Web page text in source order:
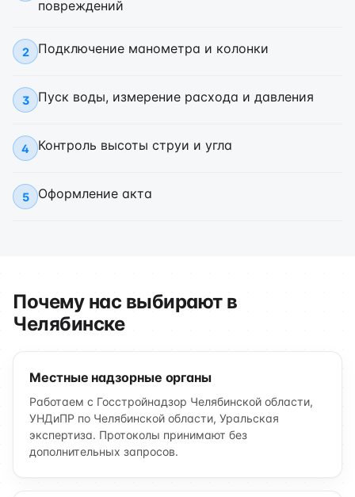
повреждений
2 Подключение манометра и колонки
3 Пуск воды, измерение расхода и давления
4 Контроль высоты струи и угла
5 Оформление акта
Почему нас выбирают в
Челябинске
Местные надзорные органы
Работаем с Госстройнадзор Челябинской области,
УНДиПР по Челябинской области, Уральская
экспертиза. Протоколы принимают без
дополнительных запросов.